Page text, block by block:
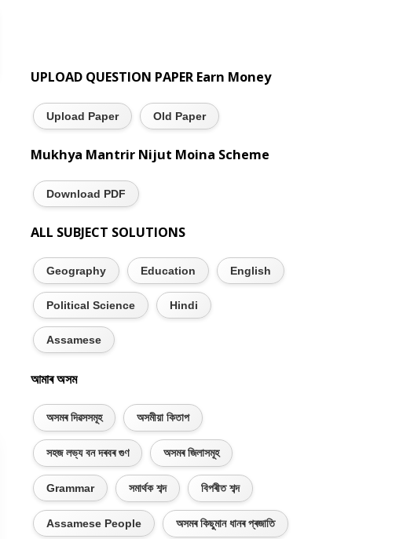
UPLOAD QUESTION PAPER Earn Money
Upload Paper Old Paper
Mukhya Mantrir Nijut Moina Scheme
Download PDF
ALL SUBJECT SOLUTIONS
Geography Education English
Political Science Hindi
Assamese
আমাৰ অসম
অসমৰ দিৱসসমূহ অসমীয়া কিতাপ
সহজ লভ্য বন দৰবৰ গুণ অসমৰ জিলাসমূহ
Grammar সমাৰ্থক শব্দ বিপৰীত শব্দ
Assamese People অসমৰ কিছুমান ধানৰ প্ৰজাতি